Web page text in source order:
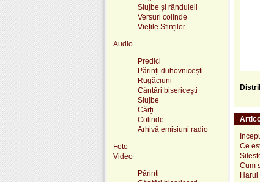
Ce
Cum
Harul
Slujbe și rânduieli
Versuri colinde
Viețile Sfinților
Audio
Predici
Părinți duhovnicești
Rugăciuni
Cântări bisericești
Slujbe
Cărți
Colinde
Arhivă emisiuni radio
Foto
Video
Părinți